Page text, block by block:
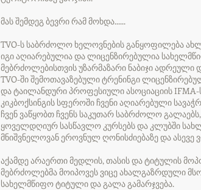
მას შემდეგ ბევრი რამ მოხდა......
TVO-ს საბრძოლო ხელოვნების განყოფილება
იგი აღიარებულია და ლიცენზირებულია
მებრძოლებისთვის უზარმაზარი ნაბიჯი ადრეული
TVO-ში შემოთავაზებული ტრენინგი
და ტაილანდური პროფესიული ასოციაციის IFMA-
კიკბოქსინგის სფეროში ჩვენი აღიარებული
ჩვენ ვაწყობთ ჩვენს საკუთარ საბრძოლო
ყოველდღიურ სასწავლო კურსებს და კლუბში
მნიშვნელოვან ეროვნულ ღონისძიებაზე და ასევე
აქამდე არაერთი მედლის, თასის და ტიტულის
მებრძოლებმა მოიპოვეს ვიცე ახალგაზრდული
სახელმწიფო ტიტული და გალა გამარჯვება.